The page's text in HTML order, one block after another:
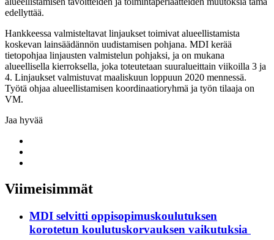
edellyttää.
Hankkeessa valmisteltavat linjaukset toimivat alueellistamista
koskevan lainsäädännön uudistamisen pohjana. MDI kerää
tietopohjaa linjausten valmistelun pohjaksi, ja on mukana
alueellisella kierroksella, joka toteutetaan suuralueittain viikoilla 3 ja
4. Linjaukset valmistuvat maaliskuun loppuun 2020 mennessä.
Työtä ohjaa alueellistamisen koordinaatioryhmä ja työn tilaaja on
VM.
Jaa hyvää
twitter
Viimeisimmät
MDI selvitti oppisopimuskoulutuksen
korotetun koulutuskorvauksen vaikutuksia